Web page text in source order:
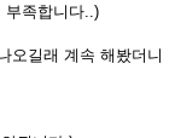
부족합니다..)
오길래 계속 해봤더니